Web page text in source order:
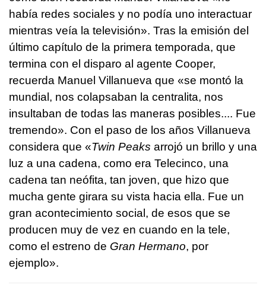
había redes sociales y no podía uno interactuar
mientras veía la televisión». Tras la emisión del
último capítulo de la primera temporada, que
termina con el disparo al agente Cooper,
recuerda Manuel Villanueva que «se montó la
mundial, nos colapsaban la centralita, nos
insultaban de todas las maneras posibles.... Fue
tremendo». Con el paso de los años Villanueva
considera que «Twin Peaks arrojó un brillo y una
luz a una cadena, como era Telecinco, una
cadena tan neófita, tan joven, que hizo que
mucha gente girara su vista hacia ella. Fue un
gran acontecimiento social, de esos que se
producen muy de vez en cuando en la tele,
como el estreno de Gran Hermano, por
ejemplo».